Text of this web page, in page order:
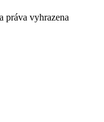
práva vyhrazena